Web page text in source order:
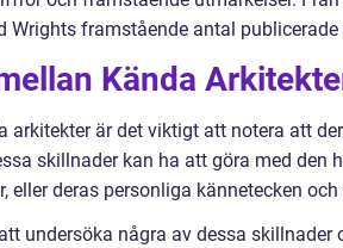
Wrights framstående antal publicerade
Kända
arkitekter är det viktigt att notera att
skillnader kan ha att göra med den
eller deras personliga kännetecken
undersöka några av dessa skillnader